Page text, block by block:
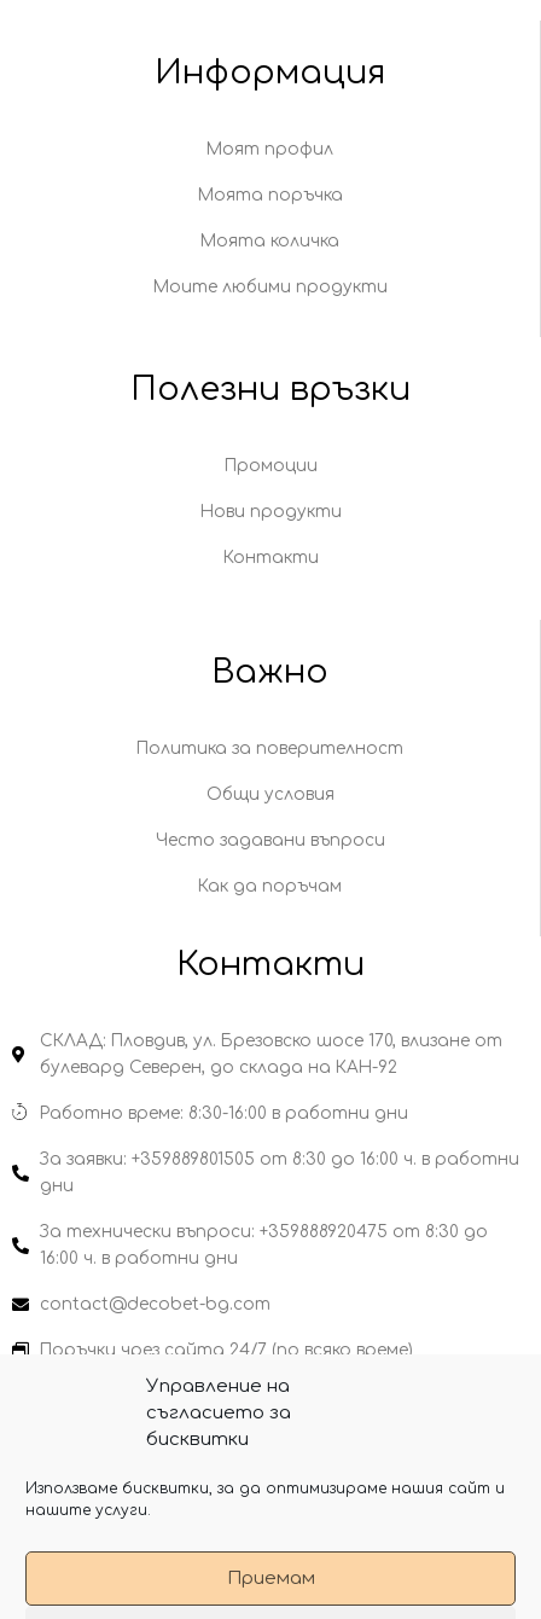
Управление на
съгласието за
бисквитки
Използваме бисквитки, за да оптимизираме нашия сайт и
нашите услуги.
Приемам
Информация
Моят профил
Моята поръчка
Моята количка
Моите любими продукти
Полезни връзки
Промоции
Нови продукти
Контакти
Важно
Политика за поверителност
Общи условия
Често задавани въпроси
Как да поръчам
Контакти
СКЛАД: Пловдив, ул. Брезовско шосе 170, влизане от
булевард Северен, до склада на КАН-92
Работно време: 8:30-16:00 в работни дни
За заявки: +359889801505 от 8:30 до 16:00 ч. в работни
дни
За технически въпроси: +359888920475 от 8:30 до
16:00 ч. в работни дни
contact@decobet-bg.com
Поръчки чрез сайта 24/7 (по всяко време)